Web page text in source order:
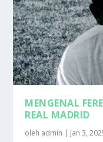
MENGENAL
REAL MADRID
oleh admin | Jan 3,